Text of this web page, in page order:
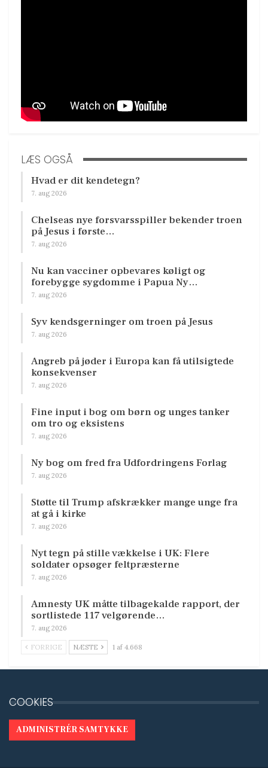
LÆS OGSÅ
Hvad er dit kendetegn?
7. aug 2026
Chelseas nye forsvarsspiller bekender troen
på Jesus i første…
7. aug 2026
Nu kan vacciner opbevares køligt og
forebygge sygdomme i Papua Ny…
7. aug 2026
Syv kendsgerninger om troen på Jesus
7. aug 2026
Angreb på jøder i Europa kan få utilsigtede
konsekvenser
7. aug 2026
Fine input i bog om børn og unges tanker
om tro og eksistens
7. aug 2026
Ny bog om fred fra Udfordringens Forlag
7. aug 2026
Støtte til Trump afskrækker mange unge fra
at gå i kirke
7. aug 2026
Nyt tegn på stille vækkelse i UK: Flere
soldater opsøger feltpræsterne
7. aug 2026
Amnesty UK måtte tilbagekalde rapport, der
sortlistede 117 velgørende…
7. aug 2026
FORRIGE NÆSTE 1 af 4.668
COOKIES
ADMINISTRÉR SAMTYKKE